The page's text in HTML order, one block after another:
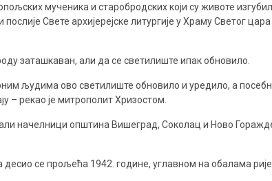
мученика и старобродских који су животе
Свете архијерејске литургије у Храму Светог
заташкаван, али да се светилиште ипак обновило.
људима ово светилиште обновило и уредило, а
– рекао је митрополит Хризостом.
начелници општина Вишеград, Соколац и Ново
се прољећа 1942. године, углавном на обалама